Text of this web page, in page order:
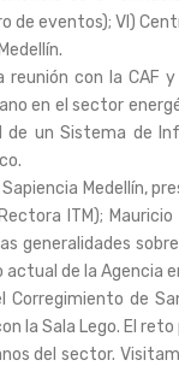
eventos); VI)
con la CAF y
en el sector
un Sistema de
Medellín,
ITM);
generalidades
de la
de
la Sala Lego. El
del sector.